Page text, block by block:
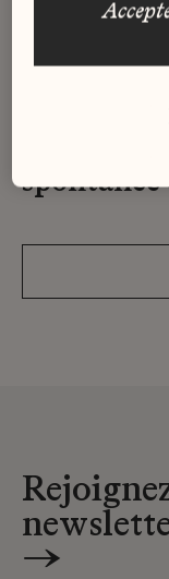
Vous
qui
Envoyez-
→
accepter les cookies strictement